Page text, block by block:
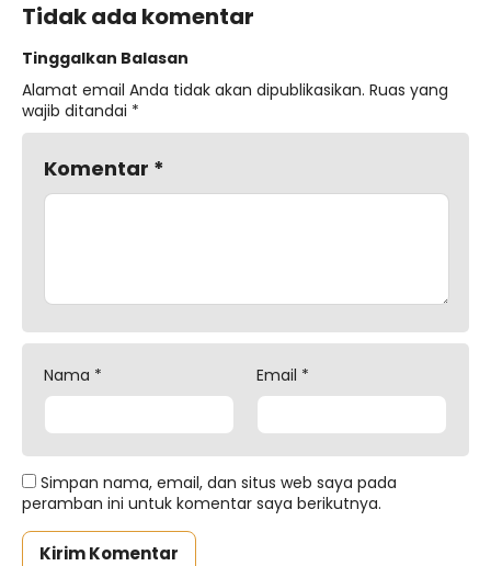
Tidak ada komentar
Tinggalkan Balasan
Alamat email Anda tidak akan dipublikasikan. Ruas yang
wajib ditandai *
Komentar *
Nama * Email *
Simpan nama, email, dan situs web saya pada
peramban ini untuk komentar saya berikutnya.